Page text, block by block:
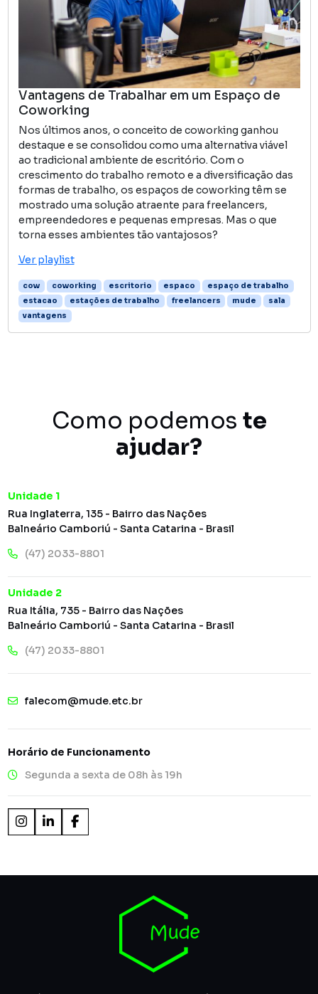
Vantagens de Trabalhar em um Espaço de
Coworking
Nos últimos anos, o conceito de coworking ganhou
destaque e se consolidou como uma alternativa viável
ao tradicional ambiente de escritório. Com o
crescimento do trabalho remoto e a diversificação das
formas de trabalho, os espaços de coworking têm se
mostrado uma solução atraente para freelancers,
empreendedores e pequenas empresas. Mas o que
torna esses ambientes tão vantajosos?
Ver playlist
cow coworking escritorio espaco
espaço de trabalho
estacao
estações de trabalho freelancers mude
sala
vantagens
Como podemos te
ajudar?
Unidade 1
Rua Inglaterra, 135 - Bairro das Nações
Balneário Camboriú - Santa Catarina - Brasil
(47) 2033-8801
Unidade 2
Rua Itália, 735 - Bairro das Nações
Balneário Camboriú - Santa Catarina - Brasil
(47) 2033-8801
falecom@mude.etc.br
Horário de Funcionamento
Segunda a sexta de 08h às 19h